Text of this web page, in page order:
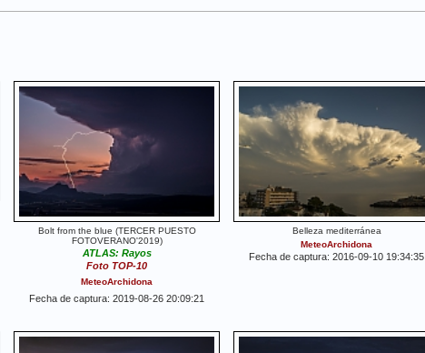
Bolt from the blue (TERCER PUESTO
FOTOVERANO'2019)
ATLAS: Rayos
Foto TOP-10
MeteoArchidona
Fecha de captura: 2019-08-26 20:09:21
Belleza mediterránea
MeteoArchidona
Fecha de captura: 2016-09-10 19:34:35